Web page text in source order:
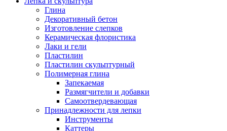
Глина
Декоративный бетон
Изготовление слепков
Керамическая флористика
Лаки и гели
Пластилин
Пластилин скульптурный
Полимерная глина
Запекаемая
Размягчители и добавки
Самоотвердевающая
Принадлежности для лепки
Инструменты
Каттеры